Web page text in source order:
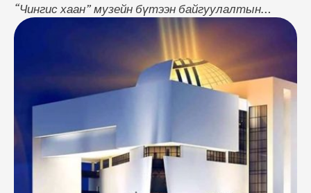
“Чингис хаан” музейн бүтээн байгуулалтын
ажлын явцтай танилцаж, холбогдох албан
тушаалтнуудад үүрэг чиглэл өглөө. Өнөөдрийн
байдлаар тус музейн барилга угсралтын ажил
хэвийн үргэлжилж байгаа ч интерьер, экстерьер
болон дотор шугам сүлжээний төлөвлөлтийн
зарим шийдэл хүлээгдэж байгаагийн зэрэгцээ
гадаадаас импортоор оруулж ирэх материалын
захиалга хүлээгдэж, улмаар барилга угсралтын
ажил …